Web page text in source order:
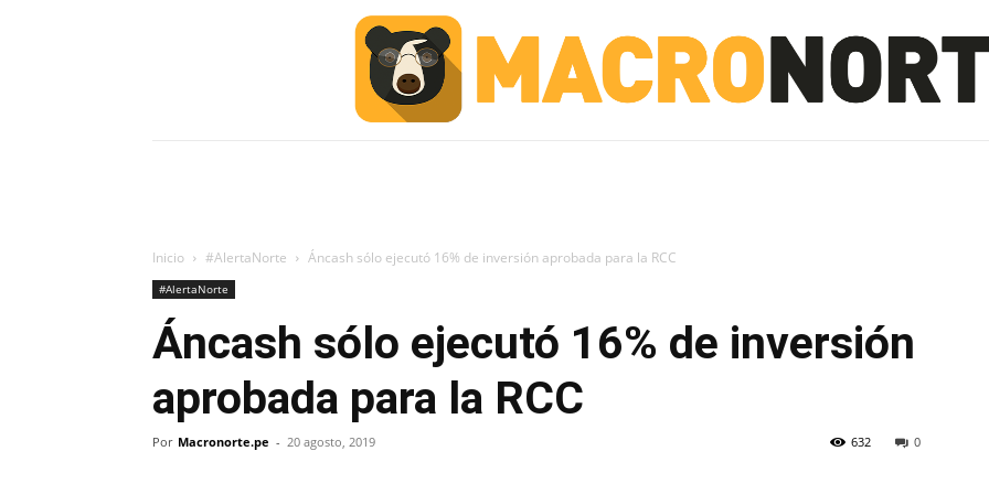
Inicio #AlertaNorte Áncash sólo ejecutó 16% de inversión aprobada para la RCC
#AlertaNorte
Áncash sólo ejecutó 16% de inversión
aprobada para la RCC
Por Macronorte.pe - 20 agosto, 2019 0
632